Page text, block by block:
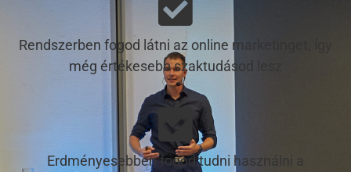
Rendszerben fogod látni az online marketinget, így
még értékesebb szaktudásod lesz
Erdményesebben fogod tudni használni a